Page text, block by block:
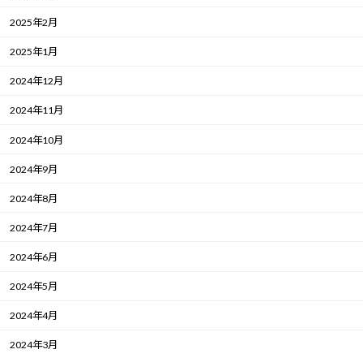
2025年2月
2025年1月
2024年12月
2024年11月
2024年10月
2024年9月
2024年8月
2024年7月
2024年6月
2024年5月
2024年4月
2024年3月